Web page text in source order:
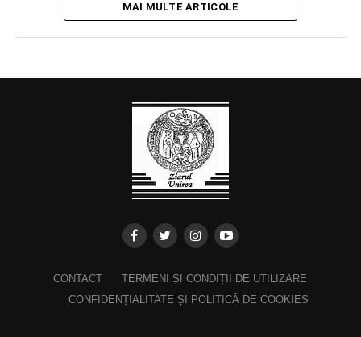
MAI MULTE ARTICOLE
CONTACT
TERMENI ȘI CONDIȚII DE UTILIZARE
CONFIDENȚIALITATE ȘI POLITICĂ DE COOKIES